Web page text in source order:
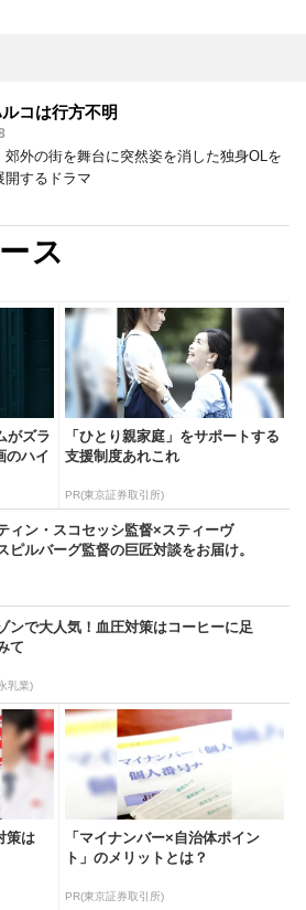
コは行方不明
郊外の街を舞台に突然姿を消した独身OLを
開するドラマ
ス
がズラ
のハイ
「ひとり親家庭」をサポートする
支援制度あれこれ
PR(東京証券取引所)
ィン・スコセッシ監督×スティーヴ
ピルバーグ監督の巨匠対談をお届け。
ンで大人気！血圧対策はコーヒーに足
て
乳業)
策は
「マイナンバー×自治体ポイン
ト」のメリットとは？
PR(東京証券取引所)